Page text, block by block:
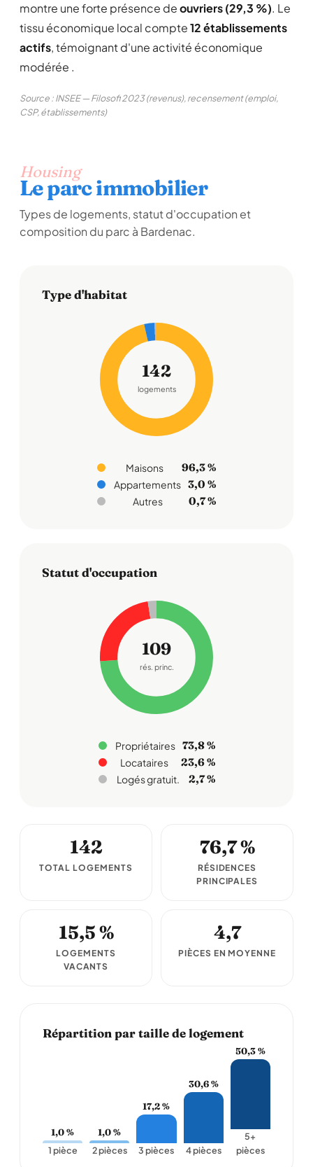
montre une forte présence deouvriers (29,3 %). Le
tissu économique local compte12 établissements
actifs, témoignant d'une activité économique
modérée .
Source : INSEE — Filosofi 2023 (revenus), recensement (emploi,
CSP, établissements)
Housing
Le parc immobilier
Types de logements, statut d'occupation et
composition du parc à Bardenac.
Type d'habitat
142
logements
Maisons 96,3 %
Appartements 3,0 %
Autres 0,7 %
Statut d'occupation
109
rés. princ.
Propriétaires 73,8 %
Locataires 23,6 %
Logés gratuit. 2,7 %
142
TOTAL LOGEMENTS
76,7 %
RÉSIDENCES
PRINCIPALES
15,5 %
LOGEMENTS
VACANTS
4,7
PIÈCES EN MOYENNE
Répartition par taille de logement
1,0 %
1 pièce
1,0 %
2 pièces
17,2 %
3 pièces
30,6 %
4 pièces
50,3 %
5+
pièces